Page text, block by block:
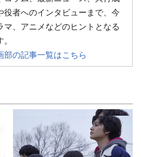
役者へのインタビューまで、今
マ、アニメなどのヒントとなる
部の記事一覧はこちら